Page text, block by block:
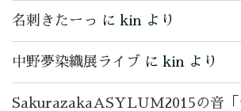
名刺きたーっ に kin より
中野夢染織展ライブ に kin より
SakurazakaASYLUM2015の音「